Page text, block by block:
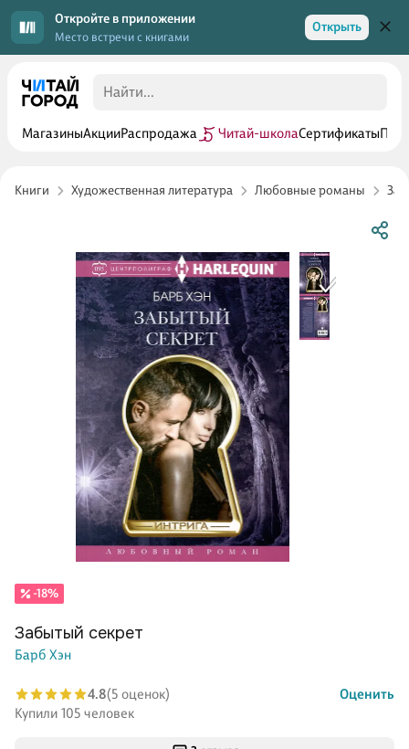
Откройте в приложении
Место встречи с книгами
Открыть
МагазиныАкцииРаспродажа Читай-школаСертификаты
Книги Художественная литература Любовные романы
-18%
Забытый секрет
Барб Хэн
4.8(5 оценок)
Оценить
Купили 105 человек